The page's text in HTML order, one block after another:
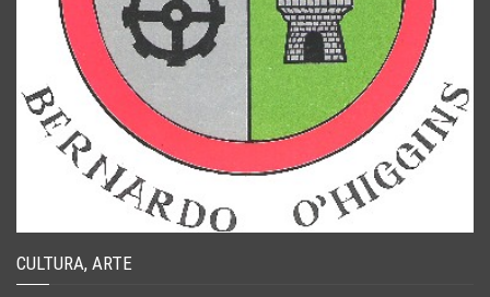
CULTURA, ARTE